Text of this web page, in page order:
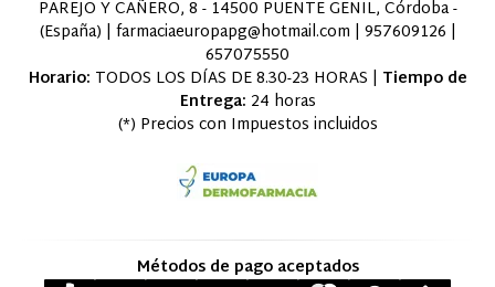
PAREJO Y CAÑERO, 8 - 14500 PUENTE GENIL, Córdoba -
(España) | farmaciaeuropapg@hotmail.com | 957609126 |
657075550
Horario: TODOS LOS DÍAS DE 8.30-23 HORAS | Tiempo de
Entrega: 24 horas
(*) Precios con Impuestos incluidos
Métodos de pago aceptados